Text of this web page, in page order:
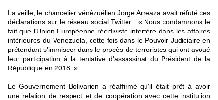
La veille, le chancelier vénézuélien Jorge Arreaza avait réfuté ces
déclarations sur le réseau social Twitter : « Nous condamnons le
fait que l'Union Européenne récidiviste interfère dans les affaires
intérieures du Venezuela, cette fois dans le Pouvoir Judiciaire en
prétendant s'immiscer dans le procès de terroristes qui ont avoué
leur participation à la tentative d'assassinat du Président de la
République en 2018. »
Le Gouvernement Bolivarien a réaffirmé qu'il était prêt à avoir
une relation de respect et de coopération avec cette institution